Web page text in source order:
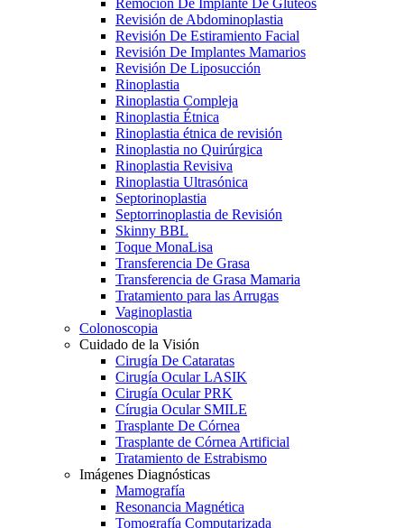
Revisión de Abdominoplastia
Revisión De Estiramiento Facial
Revisión De Implantes Mamarios
Revisión De Liposucción
Rinoplastia
Rinoplastia Compleja
Rinoplastia Étnica
Rinoplastia étnica de revisión
Rinoplastia no Quirúrgica
Rinoplastia Revisiva
Rinoplastia Ultrasónica
Septorinoplastia
Septorrinoplastia de Revisión
Skinny BBL
Toque MonaLisa
Transferencia De Grasa
Transferencia de Grasa Mamaria
Tratamiento para las Arrugas
Vaginoplastia
Colonoscopia
Cuidado de la Visión
Cirugía De Cataratas
Cirugía Ocular LASIK
Cirugía Ocular PRK
Círugia Ocular SMILE
Trasplante De Córnea
Trasplante de Córnea Artificial
Tratamiento de Estrabismo
Imágenes Diagnósticas
Mamografía
Resonancia Magnética
Tomografía Computarizada